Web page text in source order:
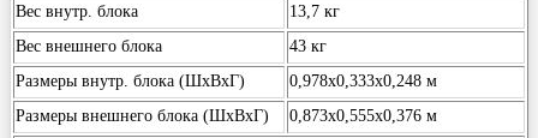
Вес внутр. блока
13,7 кг
Вес внешнего блока
43 кг
Размеры внутр. блока (ШхВхГ)
0,978х0,333х0,248 м
Размеры внешнего блока (ШхВхГ)
0,873х0,555х0,376 м